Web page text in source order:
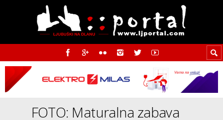
FOTO: Maturalna zabava